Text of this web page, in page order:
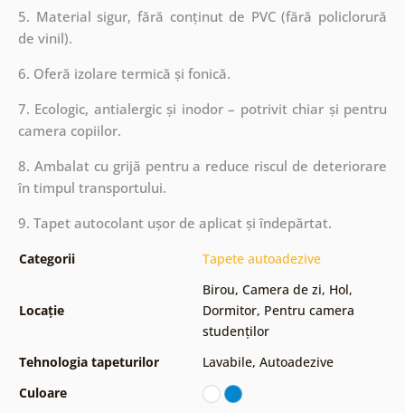
5. Material sigur, fără conținut de PVC (fără policlorură
de vinil).
6. Oferă izolare termică și fonică.
7. Ecologic, antialergic și inodor – potrivit chiar și pentru
camera copiilor.
8. Ambalat cu grijă pentru a reduce riscul de deteriorare
în timpul transportului.
9. Tapet autocolant ușor de aplicat și îndepărtat.
Categorii Tapete autoadezive
Locație
Birou, Camera de zi, Hol,
Dormitor, Pentru camera
studenților
Tehnologia tapeturilor
Lavabile, Autoadezive
Culoare